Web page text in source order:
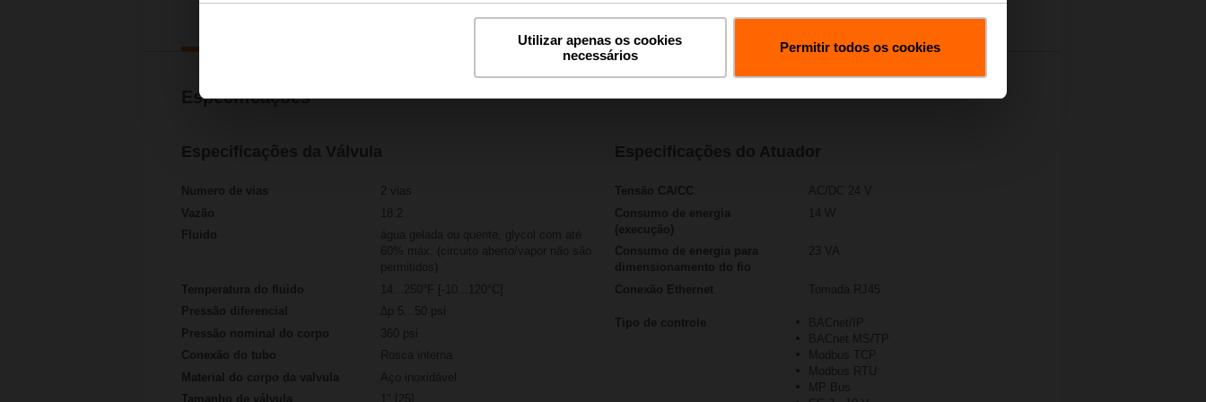
Utilizar apenas os cookies
necessários
Permitir todos os cookies
Downloads Vídeos do Produto Acessórios
Especificações
Especificações da Válvula
Numero de vias
2 vias
Vazão
Fluido
água gelada ou quente, glycol com até
60% máx. (circuito aberto/vapor não são
permitidos)
Temperatura do fluido
14...250°F [-10...120°C]
Pressão diferencial
∆p 5...50 psi
Pressão nominal do corpo
360 psi
Conexão do tubo
Rosca interna
Material do corpo da valvula
Aço inoxidável
Tamanho de válvula
1" [25]
Tensão CA/CC
AC/DC 24 V
Consumo de energia
(execução)
14 W
Consumo de energia para
dimensionamento do fio
23 VA
Conexão Ethernet Tomada RJ45
Tipo de controle
BACnet/IP
BACnet MS/TP
Modbus TCP
Modbus RTU
MP Bus